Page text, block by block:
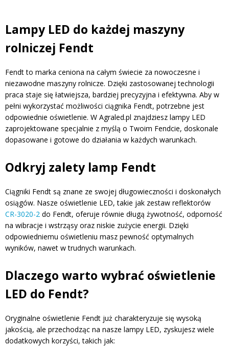
Lampy LED do każdej maszyny
rolniczej Fendt
Fendt to marka ceniona na całym świecie za nowoczesne i
niezawodne maszyny rolnicze. Dzięki zastosowanej technologii
praca staje się łatwiejsza, bardziej precyzyjna i efektywna. Aby w
pełni wykorzystać możliwości ciągnika Fendt, potrzebne jest
odpowiednie oświetlenie. W Agraled.pl znajdziesz lampy LED
zaprojektowane specjalnie z myślą o Twoim Fendcie, doskonale
dopasowane i gotowe do działania w każdych warunkach.
Odkryj zalety lamp Fendt
Ciągniki Fendt są znane ze swojej długowieczności i doskonałych
osiągów. Nasze oświetlenie LED, takie jak zestaw reflektorów
CR-3020-2 do Fendt, oferuje równie długą żywotność, odporność
na wibracje i wstrząsy oraz niskie zużycie energii. Dzięki
odpowiedniemu oświetleniu masz pewność optymalnych
wyników, nawet w trudnych warunkach.
Dlaczego warto wybrać oświetlenie
LED do Fendt?
Oryginalne oświetlenie Fendt już charakteryzuje się wysoką
jakością, ale przechodząc na nasze lampy LED, zyskujesz wiele
dodatkowych korzyści, takich jak: